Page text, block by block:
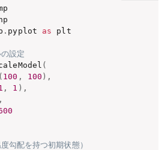
. pyplot as plt
設定
(
( 100 , 100 ) ,
, 1 ) ,
,
勾配を持つ初期状態）